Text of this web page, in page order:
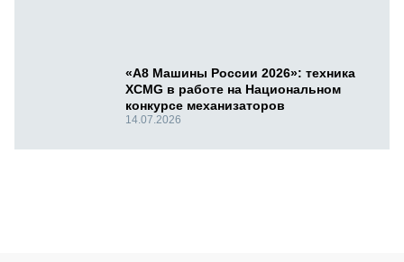
«А8 Машины России 2026»: техника
XCMG в работе на Национальном
конкурсе механизаторов
14.07.2026